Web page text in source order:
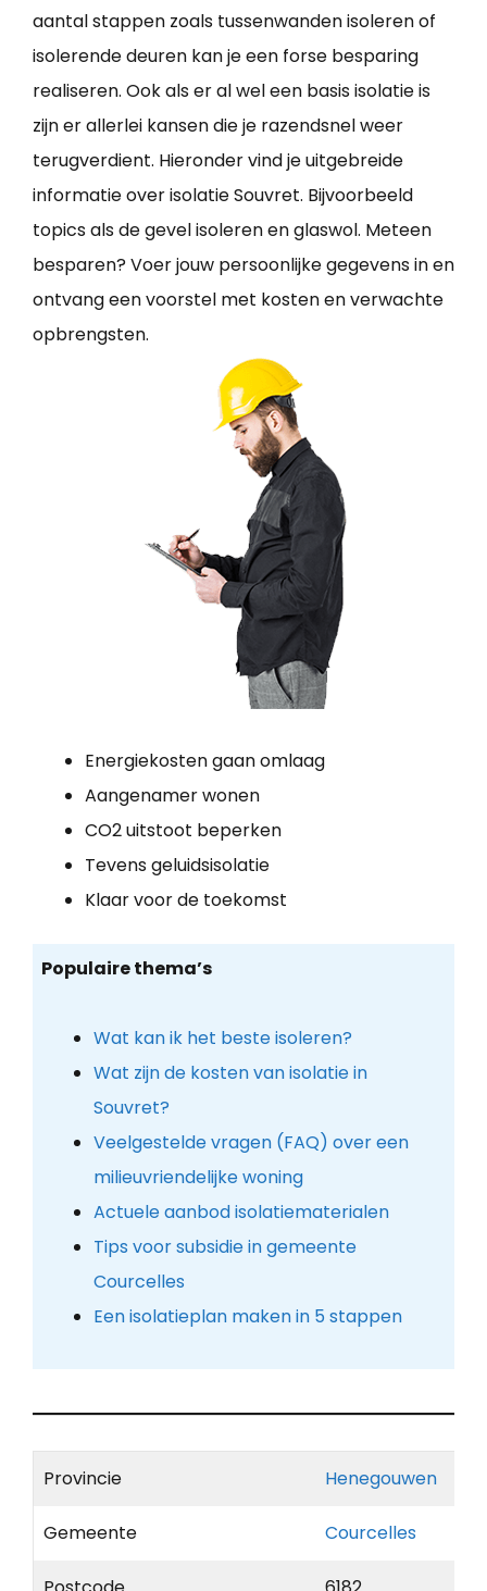
aantal stappen zoals tussenwanden isoleren of
isolerende deuren kan je een forse besparing
realiseren. Ook als er al wel een basis isolatie is
zijn er allerlei kansen die je razendsnel weer
terugverdient. Hieronder vind je uitgebreide
informatie over isolatie Souvret. Bijvoorbeeld
topics als de gevel isoleren en glaswol. Meteen
besparen? Voer jouw persoonlijke gegevens in en
ontvang een voorstel met kosten en verwachte
opbrengsten.
Energiekosten gaan omlaag
Aangenamer wonen
CO2 uitstoot beperken
Tevens geluidsisolatie
Klaar voor de toekomst
Populaire thema’s
Wat kan ik het beste isoleren?
Wat zijn de kosten van isolatie in
Souvret?
Veelgestelde vragen (FAQ) over een
milieuvriendelijke woning
Actuele aanbod isolatiematerialen
Tips voor subsidie in gemeente
Courcelles
Een isolatieplan maken in 5 stappen
Provincie Henegouwen
Gemeente Courcelles